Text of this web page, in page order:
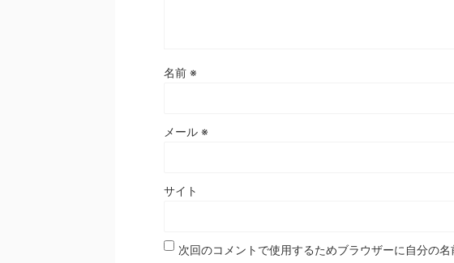
名前 ※
メール ※
サイト
次回のコメントで使用するためブラウザーに自分の